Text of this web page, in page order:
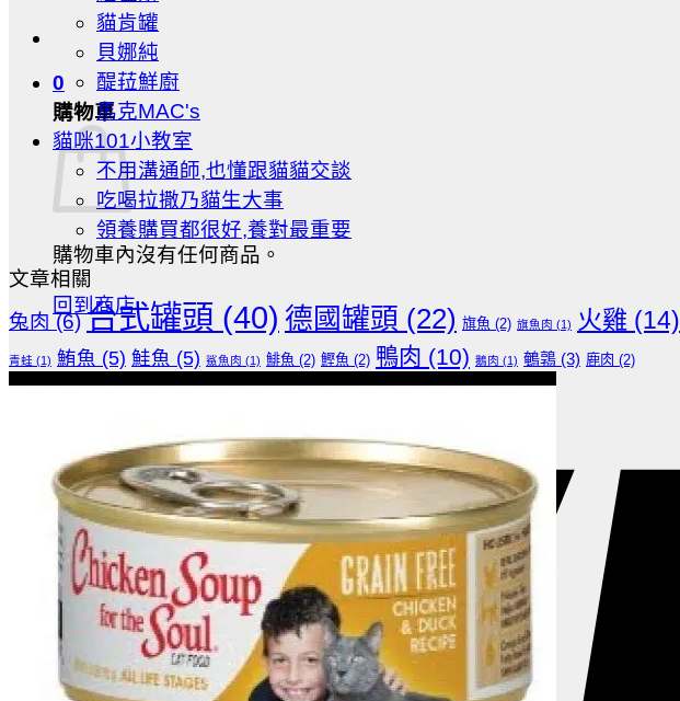
0
購物車
購物車內沒有任何商品。
回到商店
貓肯罐
貝娜純
醍菈鮮廚
馬克MAC's
貓咪101小教室
不用溝通師,也懂跟貓貓交談
吃喝拉撒乃貓生大事
領養購買都很好,養對最重要
文章相關
兔肉(6) 台式罐頭 (40) 德國罐頭 (22) 旗魚 (2) 旗魚肉 (1) 火雞 (14)
青蛙 (1) 鮪魚 (5) 鮭魚 (5) 鯊魚肉 (1) 鯡魚 (2) 鰹魚 (2) 鴨肉 (10) 鵝肉 (1) 鵪鶉 (3) 鹿肉 (2)